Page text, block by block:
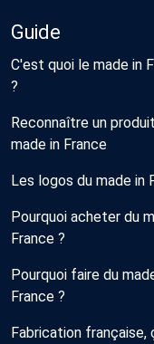
Guide
C'est quoi le made in
?
Reconnaître un produit
made in France
Les logos du made in
Pourquoi acheter du
France ?
Pourquoi faire du
France ?
Fabrication française,